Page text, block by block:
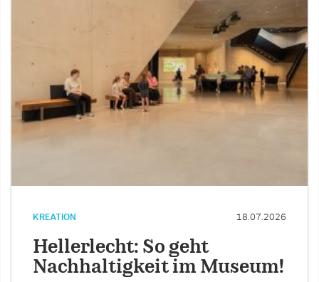
KREATION 18.07.2026
Hellerlecht: So geht
Nachhaltigkeit im Museum!